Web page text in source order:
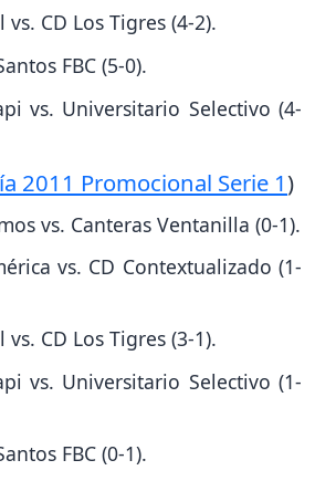
CD Los Tigres (4-2).
FBC (5-0).
vs. Universitario Selectivo (4-
2011 Promocional Serie 1)
vs. Canteras Ventanilla (0-1).
vs. CD Contextualizado (1-
CD Los Tigres (3-1).
vs. Universitario Selectivo (1-
FBC (0-1).